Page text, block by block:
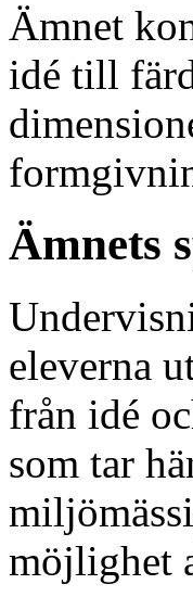
Ämnet
idé till
Ämnets
eleverna
från idé
som tar
möjlighet